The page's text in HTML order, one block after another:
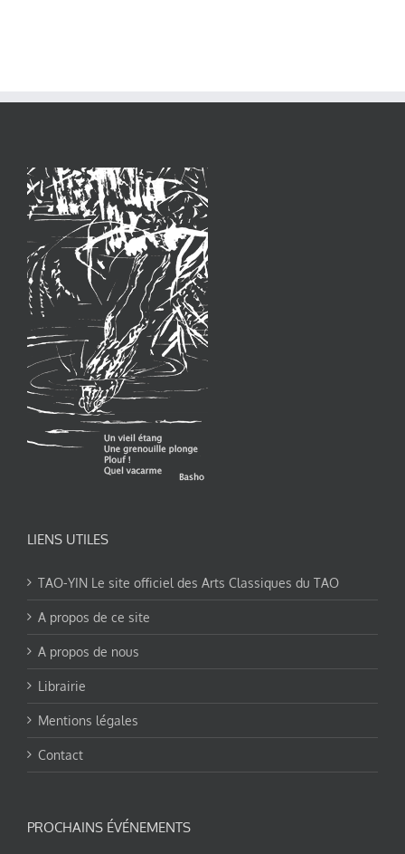
LIENS UTILES
TAO-YIN Le site officiel des Arts Classiques du TAO
A propos de ce site
A propos de nous
Librairie
Mentions légales
Contact
PROCHAINS ÉVÉNEMENTS